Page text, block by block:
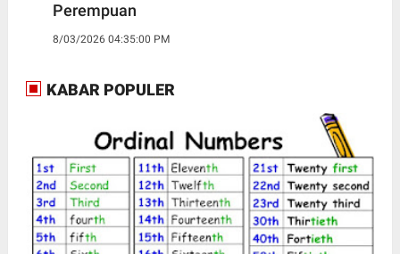
Perempuan
8/03/2026 04:35:00 PM
KABAR POPULER